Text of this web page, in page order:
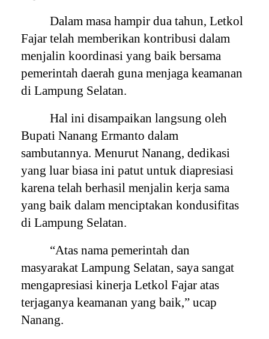
Dalam masa hampir dua tahun, Letkol
Fajar telah memberikan kontribusi dalam
menjalin koordinasi yang baik bersama
pemerintah daerah guna menjaga keamanan
di Lampung Selatan.
Hal ini disampaikan langsung oleh
Bupati Nanang Ermanto dalam
sambutannya. Menurut Nanang, dedikasi
yang luar biasa ini patut untuk diapresiasi
karena telah berhasil menjalin kerja sama
yang baik dalam menciptakan kondusifitas
di Lampung Selatan.
“Atas nama pemerintah dan
masyarakat Lampung Selatan, saya sangat
mengapresiasi kinerja Letkol Fajar atas
terjaganya keamanan yang baik,” ucap
Nanang.